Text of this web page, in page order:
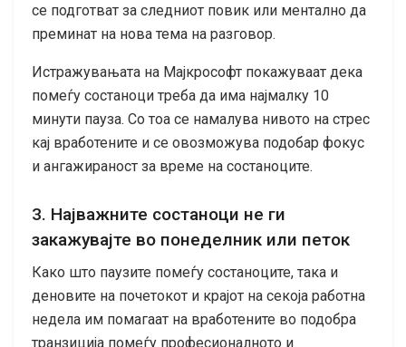
се подготват за следниот повик или ментално да
преминат на нова тема на разговор.
Истражувањата на Мајкрософт покажуваат дека
помеѓу состаноци треба да има најмалку 10
минути пауза. Со тоа се намалува нивото на стрес
кај вработените и се овозможува подобар фокус
и ангажираност за време на состаноците.
3. Најважните состаноци не ги
закажувајте во понеделник или петок
Како што паузите помеѓу состаноците, така и
деновите на почетокот и крајот на секоја работна
недела им помагаат на вработените во подобра
транзиција помеѓу професионалното и